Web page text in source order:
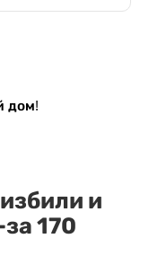
дом!
и
170